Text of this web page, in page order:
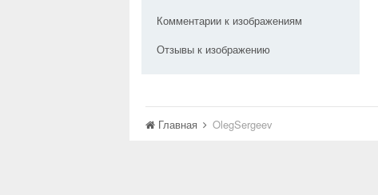
Комментарии к изображениям
Отзывы к изображению
Главная OlegSergeev